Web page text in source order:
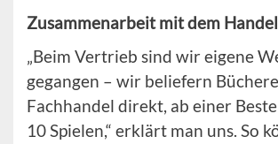
Zusammenarbeit mit dem Handel
„Beim Vertrieb sind wir eigene
gegangen – wir beliefern
Fachhandel direkt, ab einer
10 Spielen,“ erklärt man uns. So